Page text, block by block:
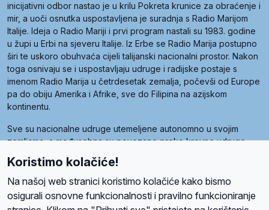
inicijativni odbor nastao je u krilu Pokreta krunice za obraćenje i
mir, a uoči osnutka uspostavljena je suradnja s Radio Marijom
Italije. Ideja o Radio Mariji i prvi program nastali su 1983. godine
u župi u Erbi na sjeveru Italije. Iz Erbe se Radio Marija postupno
širi te uskoro obuhvaća cijeli talijanski nacionalni prostor. Nakon
toga osnivaju se i uspostavljaju udruge i radijske postaje s
imenom Radio Marija u četrdesetak zemalja, počevši od Europe
pa do obiju Amerika i Afrike, sve do Filipina na azijskom
kontinentu.
Sve su nacionalne udruge utemeljene autonomno u svojim
zemljama, a međusobna su povezane preko krovne udruge
pod nazivom Svjetska obitelj Radio Marije (World Family of
Radio Maria). Svjetsku obitelj utemeljilo je sedam članica, među
kojima je i hrvatska Udruga Radio Marija.
Koristimo kolačiće!
Na našoj web stranici koristimo kolačiće kako bismo
osigurali osnovne funkcionalnosti i pravilno funkcioniranje